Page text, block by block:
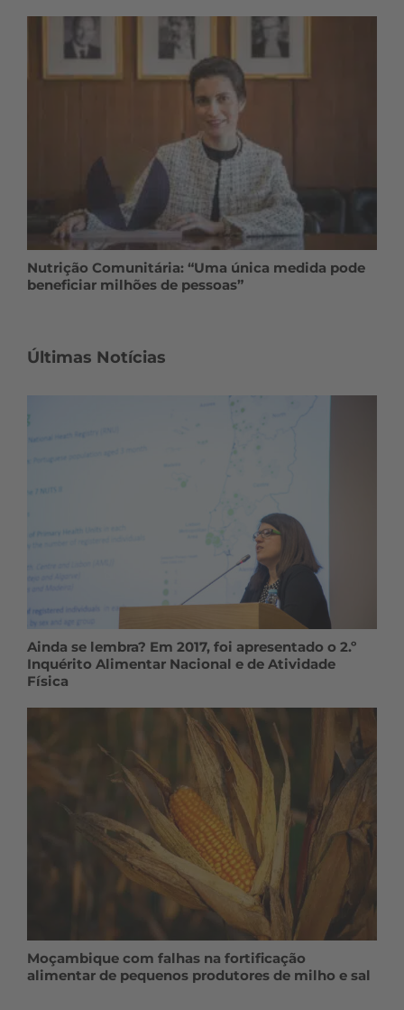
Nutrição Comunitária: “Uma única medida pode
beneficiar milhões de pessoas”
Últimas Notícias
Ainda se lembra? Em 2017, foi apresentado o 2.º
Inquérito Alimentar Nacional e de Atividade
Física
Moçambique com falhas na fortificação
alimentar de pequenos produtores de milho e sal